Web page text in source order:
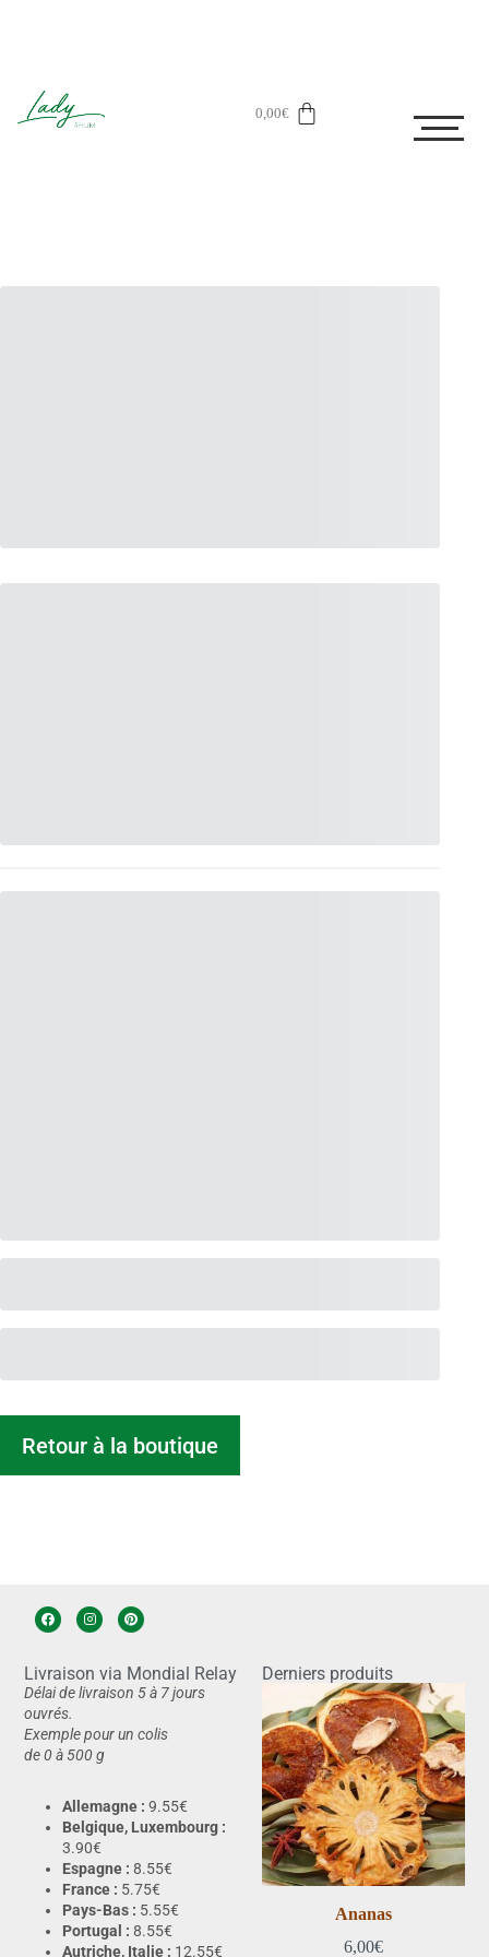
0,00€
Retour à la boutique
Livraison via Mondial Relay
Délai de livraison 5 à 7 jours
ouvrés.
Exemple pour un colis
de 0 à 500 g
Allemagne : 9.55€
Belgique, Luxembourg :
3.90€
Espagne : 8.55€
France : 5.75€
Pays-Bas : 5.55€
Portugal : 8.55€
Autriche, Italie : 12.55€
Derniers produits
Ananas
6,00€